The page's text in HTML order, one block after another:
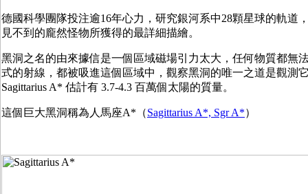
德國科學團隊投注逾16年心力，研究銀河系中28顆星球的軌道
見不到的龐然怪物所獲得的最詳細描繪。
黑洞之名的由來據信是一個區域磁場引力太大，任何物質都無
式的射線，都被吸進這個區域中，觀察黑洞的唯一之道是觀測
Sagittarius A* 估計有 3.7-4.3 百萬個太陽的質量。
這個巨大黑洞稱為人馬座A*（Sagittarius A*, Sgr A*）